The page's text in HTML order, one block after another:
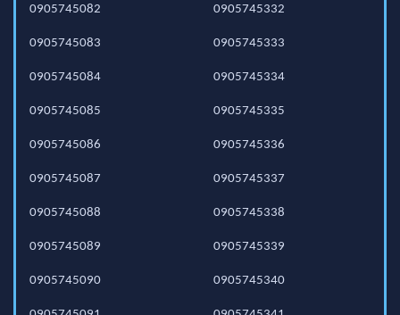
0905745082
0905745083
0905745084
0905745085
0905745086
0905745087
0905745088
0905745089
0905745090
0905745332
0905745333
0905745334
0905745335
0905745336
0905745337
0905745338
0905745339
0905745340